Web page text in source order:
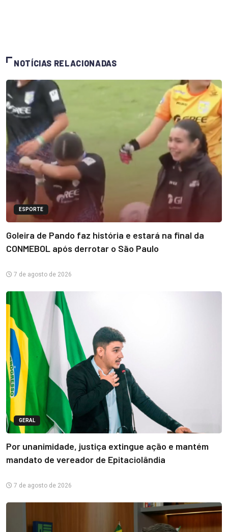
NOTÍCIAS RELACIONADAS
ESPORTE
Goleira de Pando faz história e estará na final da
CONMEBOL após derrotar o São Paulo
7 de agosto de 2026
GERAL
Por unanimidade, justiça extingue ação e mantém
mandato de vereador de Epitaciolândia
7 de agosto de 2026